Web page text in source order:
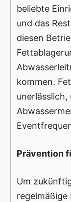
beliebte
und das
diesen
kommen.
unerlässlich,
Prävention
Um
regelmäßige